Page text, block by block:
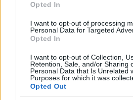
grant or deny consent to Google and
consent section.
Opted In
I want to opt-out of processing
Personal Data for Targeted
Opted In
I want to opt-out of Collection,
Retention, Sale, and/or Sharing
Personal Data that Is Unrelated
Purposes for which it was
Opted Out
InvestirMag
UK
News Hub UK